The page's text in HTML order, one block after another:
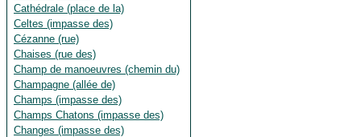
Cathédrale (place de la)
Celtes (impasse des)
Cézanne (rue)
Chaises (rue des)
Champ de manoeuvres (chemin du)
Champagne (allée de)
Champs (impasse des)
Champs Chatons (impasse des)
Changes (impasse des)